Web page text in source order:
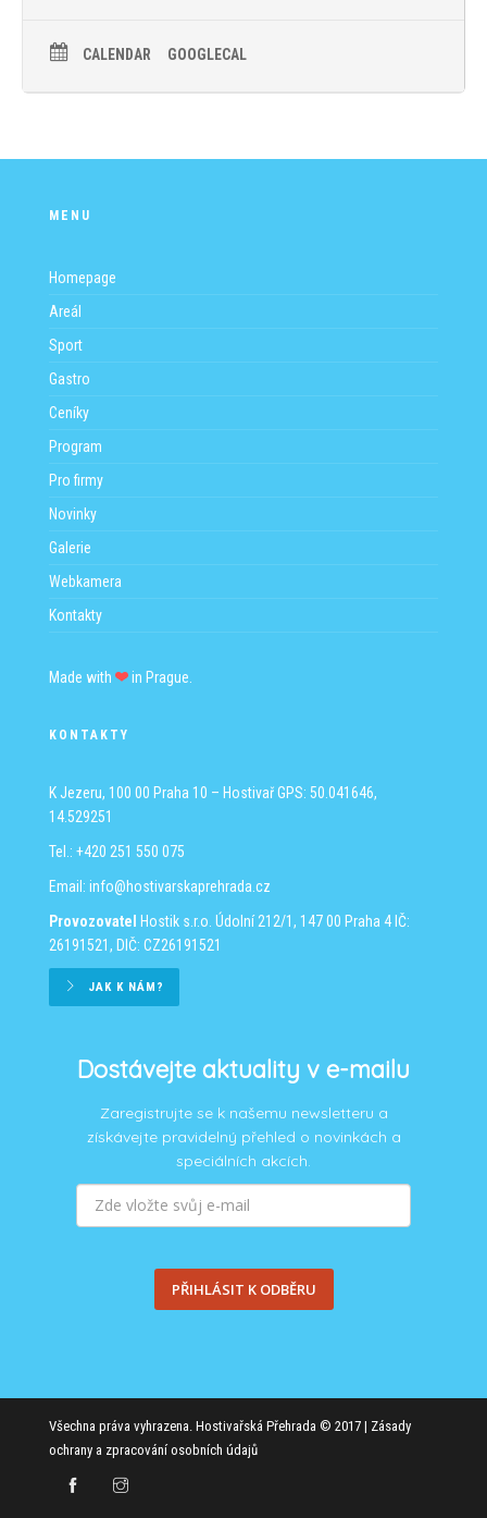
Seminář je pro návštevníky areálu zdarma! Stačí se přihlásit na
CALENDAR GOOGLECAL
MENU
Homepage
Areál
Sport
Gastro
Ceníky
Program
Pro firmy
Novinky
Galerie
Webkamera
Kontakty
Made with in Prague.
KONTAKTY
K Jezeru, 100 00 Praha 10 – HostivařGPS: 50.041646,
14.529251
Tel.: +420 251 550 075
Email: info@hostivarskaprehrada.cz
Provozovatel
Hostik s.r.o. Údolní 212/1, 147 00 Praha 4 IČ:
26191521, DIČ: CZ26191521
JAK K NÁM?
Dostávejte aktuality v e-mailu
Zaregistrujte se k našemu newsletteru a
získávejte pravidelný přehled o novinkách a
speciálních akcích.
PŘIHLÁSIT K ODBĚRU
Všechna práva vyhrazena. Hostivařská Přehrada © 2017 | Zásady
ochrany a zpracování osobních údajů